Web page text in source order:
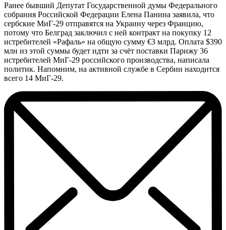
Ранее бывший Депутат Государственной думы Федерального
собрания Российской Федерации Елена Панина заявила, что
сербские МиГ-29 отправятся на Украину через Францию,
потому что Белград заключил с ней контракт на покупку 12
истребителей «Рафаль» на общую сумму €3 млрд. Оплата $390
млн из этой суммы будет идти за счёт поставки Парижу 36
истребителей МиГ-29 российского производства, написала
политик. Напомним, на активной службе в Сербии находится
всего 14 МиГ-29.